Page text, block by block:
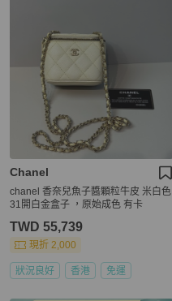
Chanel
chanel 香奈兒魚子醬顆粒牛皮 米白色
31開白金盒子 ，原始成色 有卡
TWD 55,739
現折 2,000
狀況良好 香港 免運